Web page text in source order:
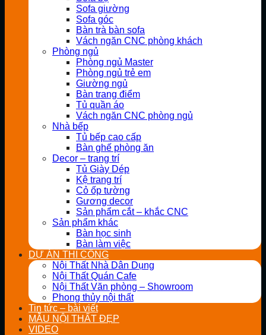
Sofa giường
Sofa góc
Bàn trà bàn sofa
Vách ngăn CNC phòng khách
Phòng ngủ
Phòng ngủ Master
Phòng ngủ trẻ em
Giường ngủ
Bàn trang điểm
Tủ quần áo
Vách ngăn CNC phòng ngủ
Nhà bếp
Tủ bếp cao cấp
Bàn ghế phòng ăn
Decor – trang trí
Tủ Giày Dép
Kệ trang trí
Cỏ ốp tường
Gương decor
Sản phẩm cắt – khắc CNC
Sản phẩm khác
Bàn học sinh
Bàn làm việc
DỰ ÁN THI CÔNG
Nội Thất Nhà Dân Dụng
Nội Thất Quán Cafe
Nội Thất Văn phòng – Showroom
Phong thủy nội thất
Tin tức – bài viết
MẪU NỘI THẤT ĐẸP
VIDEO